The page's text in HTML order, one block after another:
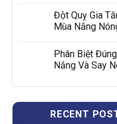
Đột Quỵ Gia
Mùa Nắng
Phân Biệt
Nắng Và Say
RECENT